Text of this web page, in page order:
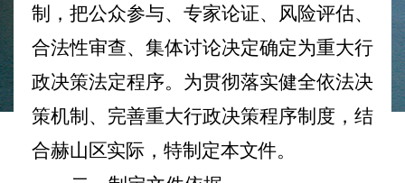
制，把公众参与、专家论证、风险评估、
合法性审查、集体讨论决定确定为重大行
政决策法定程序。 为贯彻落实健全依法决
策机制、完善重大行政决策程序制度 ， 结
合赫山区实际，特制定本文件。